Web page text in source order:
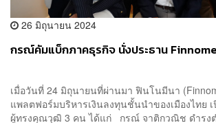
26 มิถุนายน 2024
กรณ์คัมแบ็กภาคธุรกิจ นั่งประธาน
เมื่อวันที่ 24 มิถุนายนที่ผ่านมา ฟินโนมีนา
แพลตฟอร์มบริหารเงินลงทุนชั้นนำของเมืองไทย
ผู้ทรงคุณวุฒิ 3 คน ได้แก่ กรณ์ จาติกวณิช ดำรง